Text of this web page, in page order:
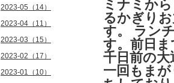
ミナミか
るかぎり
す。 ラン
す。前日
千日前の
一回もま
2023-05（14）
2023-04（11）
2023-03（15）
2023-02（17）
2023-01（10）